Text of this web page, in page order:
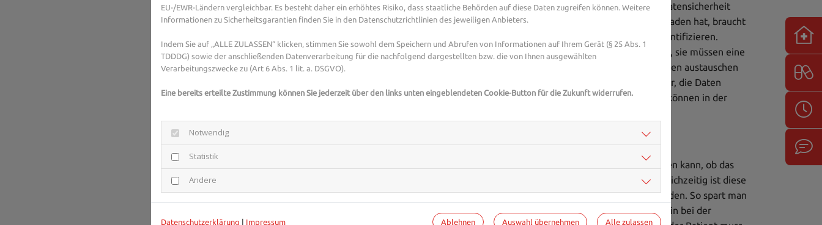
niemand anderes, der nicht befugt ist, das Rezept bei der Apotheke abgeben. Die Datensicherheit
wird beim Thema E-Rezept großgeschrieben. Wer sich die App aufs Smartphone geladen hat, braucht
die elektrische Gesundheitskarte und eine PIN von der Krankenkasse, um sich zu identifizieren.
Deshalb sollten das Smartphone und die Gesundheitskarte NFC-fähig sein, das heißt, sie müssen eine
“Nahfeldkommunikation” durchführen können, um die Daten auf kurzen Entfernungen austauschen
zu können. Der Arzt versieht das Rezept beim Ausstellen mit einer digitalen Signatur, die Daten
werden auf dem Server der sogenannten “Telematikinfrastruktur” gespeichert und können in der
Ein weiterer Vorteil ist, dass die Patientin oder der Patient bei der Apotheke abfragen kann, ob das
entsprechende Medikament gerade dort verfügbar ist. Sogar bei drei Apotheken gleichzeitig ist diese
Abfrage möglich, erst danach kann das Rezept verbindlich über die App bestellt werden. So spart man
sich unnötige Wege und Wartezeiten. Und natürlich kann auch das E-Rezept weiterhin bei der
EU-/EWR-Ländern vergleichbar. Es besteht daher ein erhöhtes Risiko, dass staatliche Behörden auf diese Daten zugreifen können. Weitere
Informationen zu Sicherheitsgarantien finden Sie in den Datenschutzrichtlinien des jeweiligen Anbieters.
Indem Sie auf „ALLE ZULASSEN“ klicken, stimmen Sie sowohl dem Speichern und Abrufen von Informationen auf Ihrem Gerät (§ 25 Abs. 1
TDDDG) sowie der anschließenden Datenverarbeitung für die nachfolgend dargestellten bzw. die von Ihnen ausgewählten
Verarbeitungszwecke zu (Art 6 Abs. 1 lit. a. DSGVO).
Eine bereits erteilte Zustimmung können Sie jederzeit über den links unten eingeblendeten Cookie-Button für die Zukunft widerrufen.
Notwendig
Statistik
Andere
Datenschutzerklärung | Impressum Ablehnen Auswahl übernehmen Alle zulassen